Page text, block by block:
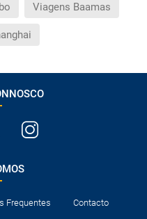
Viagens Baamas
Frequentes Contacto